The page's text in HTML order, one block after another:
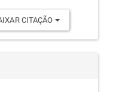
CITAÇÃO